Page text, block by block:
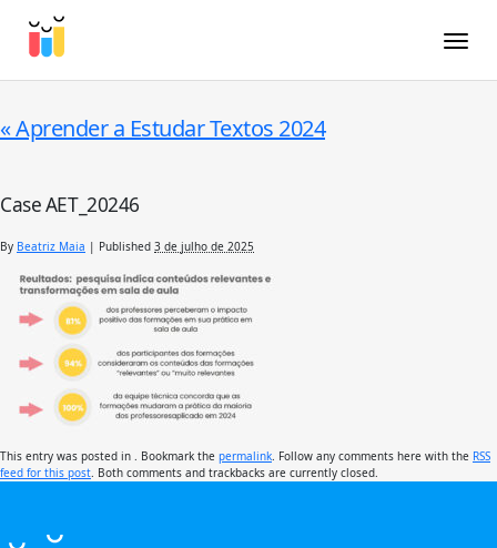
«Aprender a Estudar Textos 2024
Case AET_20246
By Beatriz Maia | Published 3 de julho de 2025
This entry was posted in . Bookmark the permalink . Follow any comments here with the RSS
feed for this post . Both comments and trackbacks are currently closed.